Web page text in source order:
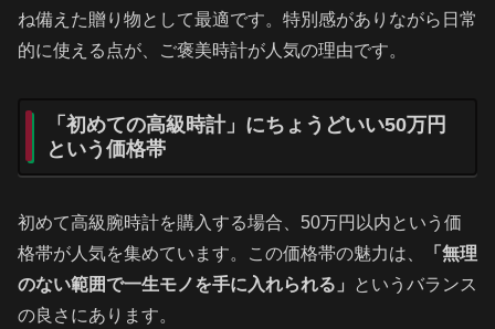
ね備えた贈り物として最適です。特別感がありながら日常
的に使える点が、ご褒美時計が人気の理由です。
「初めての高級時計」にちょうどいい50万円
という価格帯
初めて高級腕時計を購入する場合、50万円以内という価
格帯が人気を集めています。この価格帯の魅力は、
「無理
のない範囲で一生モノを手に入れられる」
というバランス
の良さにあります。